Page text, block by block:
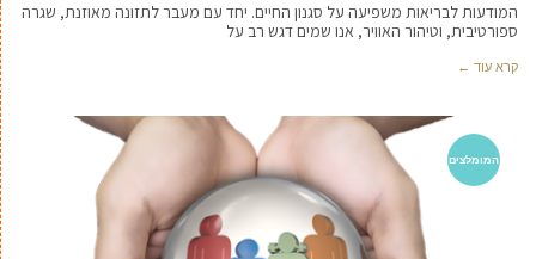
המודעות לבריאות משפיעה על סגנון החיים. יחד עם מעבר לתזונה מאוזנת, שגרה
ספורטיבית, וטיהור האוויר, אנו שמים דגש רב על
קרא עוד ←
המומלצים